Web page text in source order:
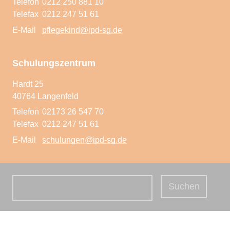
Pflegeeltern werden
Telefon 0212 250 881 10
Telefax 0212 247 51 61
E-Mail
pflegekind@ipd-sg.de
Schulungszentrum
Hardt 25
40764 Langenfeld
Telefon 02173 26 547 70
Telefax 0212 247 51 61
E-Mail
schulungen@ipd-sg.de
Suchen